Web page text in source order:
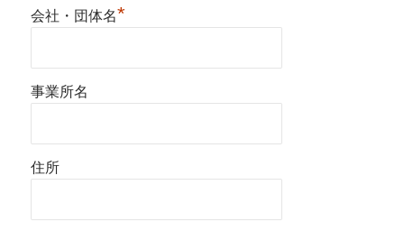
会社・団体名*
事業所名
住所